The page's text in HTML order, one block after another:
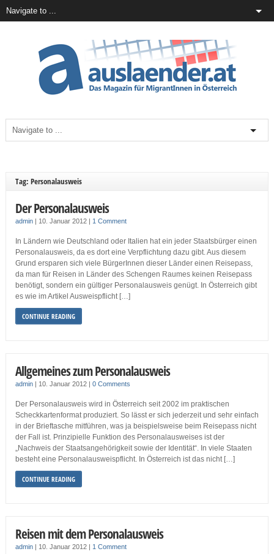
Tag: Personalausweis
Der Personalausweis
admin| 10. Januar 2012 | 1 Comment
In Ländern wie Deutschland oder Italien hat ein jeder Staatsbürger einen
Personalausweis, da es dort eine Verpflichtung dazu gibt. Aus diesem
Grund ersparen sich viele BürgerInnen dieser Länder einen Reisepass,
da man für Reisen in Länder des Schengen Raumes keinen Reisepass
benötigt, sondern ein gültiger Personalausweis genügt. In Österreich gibt
es wie im Artikel Ausweispflicht […]
CONTINUE READING
Allgemeines zum Personalausweis
admin| 10. Januar 2012 | 0 Comments
Der Personalausweis wird in Österreich seit 2002 im praktischen
Scheckkartenformat produziert. So lässt er sich jederzeit und sehr einfach
in der Brieftasche mitführen, was ja beispielsweise beim Reisepass nicht
der Fall ist. Prinzipielle Funktion des Personalausweises ist der
„Nachweis der Staatsangehörigkeit sowie der Identität“. In viele Staaten
besteht eine Personalausweispflicht. In Österreich ist das nicht […]
CONTINUE READING
Reisen mit dem Personalausweis
admin| 10. Januar 2012 | 1 Comment